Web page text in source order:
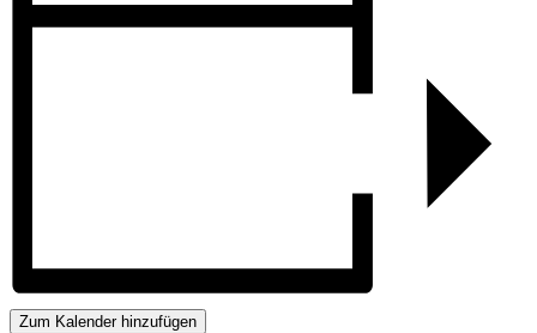
Zum Kalender hinzufügen